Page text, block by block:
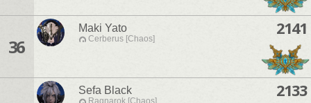
36
Maki Yato
Cerberus [Chaos]
2141
Sefa Black
Ragnarok [Chaos]
2133